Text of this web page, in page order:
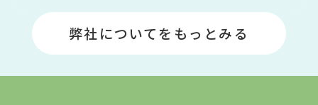
場や釣りスポットが多くあります。JR「大久保
駅」周辺には、ビブレ・イオンをはじめとした買
い物施設も多くあり、買い物にも困りません。
弊社についてをもっとみる